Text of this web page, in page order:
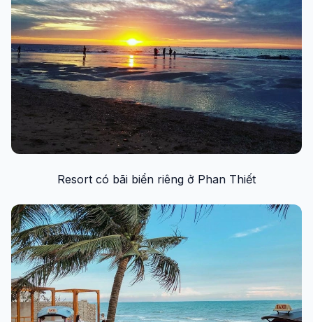
Resort có bãi biển riêng ở Phan Thiết